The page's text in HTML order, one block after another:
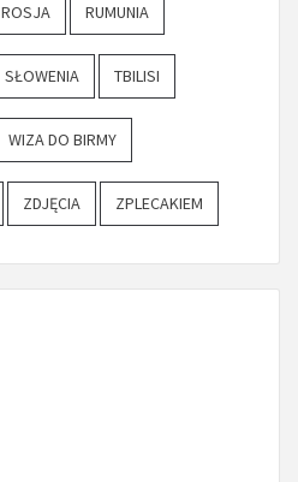
ROSJA RUMUNIA
SŁOWENIA TBILISI
WIZA DO BIRMY
ZDJĘCIA ZPLECAKIEM